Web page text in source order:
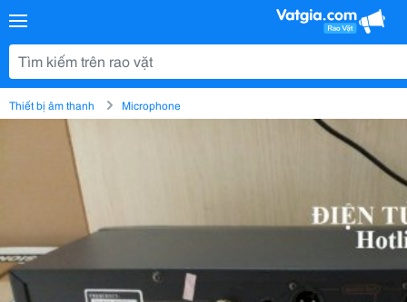
Thiết bị âm thanh Microphone